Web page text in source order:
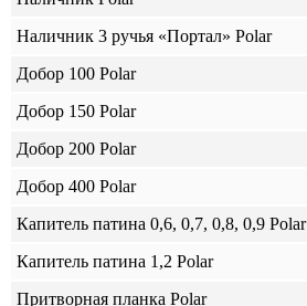
Наличник 3 ручья «Портал» Polar
Добор 100 Polar
Добор 150 Polar
Добор 200 Polar
Добор 400 Polar
Капитель патина 0,6, 0,7, 0,8, 0,9 Polar
Капитель патина 1,2 Polar
Притворная планка Polar